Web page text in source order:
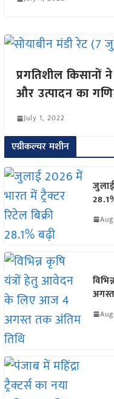
प्रगतिशील किसानों
और उत्पादन का
July 1, 2022
एग्रीकल्चर मशीन